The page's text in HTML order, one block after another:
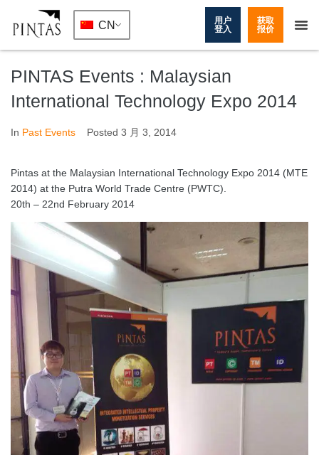
CN
用户
登入
获取
报价
PINTAS Events : Malaysian
International Technology Expo 2014
In Past Events Posted 3 月 3, 2014
Pintas at the Malaysian International Technology Expo 2014 (MTE
2014) at the Putra World Trade Centre (PWTC).
20th – 22nd February 2014